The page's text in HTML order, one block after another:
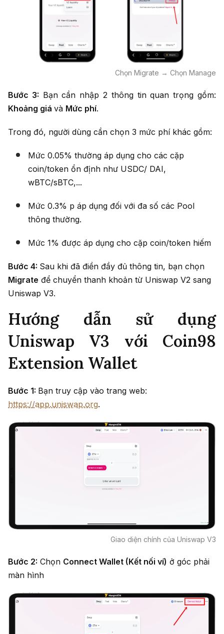
Chọn Migrate → Chọn Manage
Bước 3: Bạn cần nhập 2 thông tin quan trọng gồm:
Khoảng giá và Mức phí.
Trong đó, người dùng cần chọn 3 mức phí khác gồm:
Mức 0.05% thường áp dụng cho các cặp
coin/token ổn định như USDC/ DAI,
wBTC/sBTC,...
Mức 0.3% p áp dụng đối với đa số các Pool
thông thường.
Mức 1% được áp dụng cho cặp coin/token hiếm
Bước 4: Sau khi đã điền đầy đủ thông tin, bạn chọn
Migrate để chuyển thanh khoản từ Uniswap V2 sang
Uniswap V3.
Hướng dẫn sử dụng
Uniswap V3 với Coin98
Extension Wallet
Bước 1: Bạn truy cập vào trang web:
https://app.uniswap.org.
Giao diện chính của Uniswap V3
Bước 2: Chọn Connect Wallet (Kết nối ví) ở góc phải
màn hình